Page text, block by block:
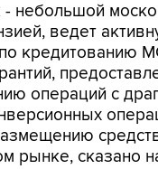
- небольшой
ведет
по кредитованию
операций с
рынке, сказано